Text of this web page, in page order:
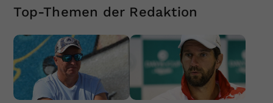
Top-Themen der Redaktion